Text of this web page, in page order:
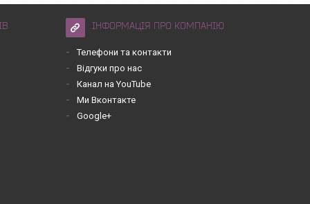
ІНФОРМАЦІЯ ПРО КОМПАНІЮ
Телефони та контакти
Відгуки про нас
Канал на YouTube
Ми Вконтакте
Google+